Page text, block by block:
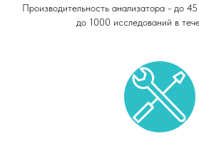
Производительность анализатора - до
до 1000 исследований в